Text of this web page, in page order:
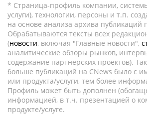
* Страница-профиль компании,
услуги), технологии, персоны и т.п.
на основе анализа архива публикаций
Обрабатываются тексты всех
(новости, включая "Главные новости",
аналитические обзоры рынков,
содержание партнёрских проектов).
больше публикаций на CNews было с
или продукта/услуги, тем более
Профиль может быть дополнен
информацией, в т.ч. презентацией о
продукте/услуге.